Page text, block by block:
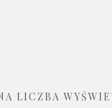
LICZBA